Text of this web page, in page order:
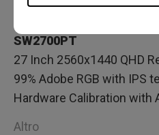
SW2700PT
27 Inch 2560x1440 QHD
99% Adobe RGB with IPS
Hardware Calibration with
Altro